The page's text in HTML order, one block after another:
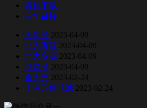
资料下载
友情链接
天使湾 2023-04-09
北大资源 2023-04-09
北大资源 2023-04-09
白鹭湾 2023-04-09
金大元 2023-02-24
丰泽园莲花池 2023-02-24